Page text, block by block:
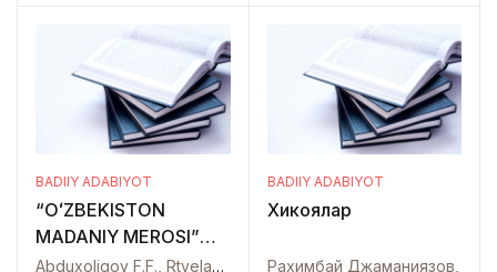
BADIIY ADABIYOT
“OʻZBEKISTON
MADANIY MEROSI”
KUSHON
Abduxoliqov F.F., Rtveladze E.V., Pidayev Sh.R.,
BADIIY ADABIYOT
Хикоялар
Рахимбай Джаманиязов,